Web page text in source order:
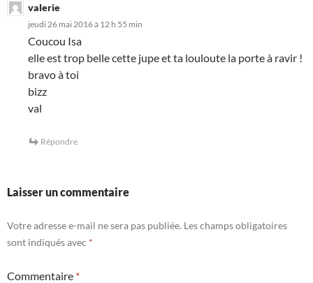
valerie
jeudi 26 mai 2016 à 12 h 55 min
Coucou Isa
elle est trop belle cette jupe et ta louloute la porte à ravir !
bravo à toi
bizz
val
Répondre
Laisser un commentaire
Votre adresse e-mail ne sera pas publiée. Les champs obligatoires
sont indiqués avec *
Commentaire *